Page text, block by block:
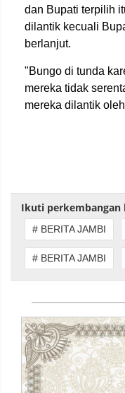
dan Bupati terpilih
dilantik kecuali
berlanjut.
"Bungo di tunda
mereka tidak
mereka dilantik
Ikuti
# BERITA JAMBI
# BERITA JAMBI